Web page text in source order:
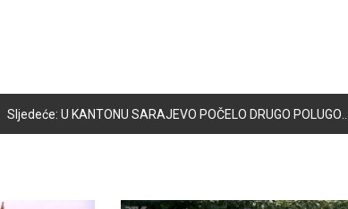
Sljedeće: U KANTONU SARAJEVO POČELO DRUGO POLUGODIŠTE U OSNOVNIM I SREDNJIM ŠKOLAMA